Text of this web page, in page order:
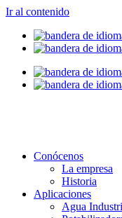
Ir al contenido
Conócenos
La empresa
Historia
Aplicaciones
Agua